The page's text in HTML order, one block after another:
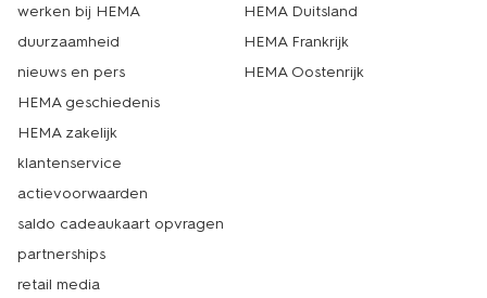
werken bij HEMA
duurzaamheid
nieuws en pers
HEMA geschiedenis
HEMA zakelijk
klantenservice
actievoorwaarden
saldo cadeaukaart opvragen
partnerships
retail media
HEMA Duitsland
HEMA Frankrijk
HEMA Oostenrijk